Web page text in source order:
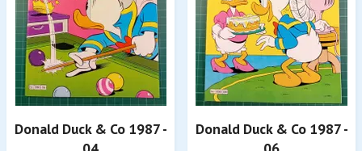
Donald Duck & Co 1987 -
Donald Duck & Co 1987 -